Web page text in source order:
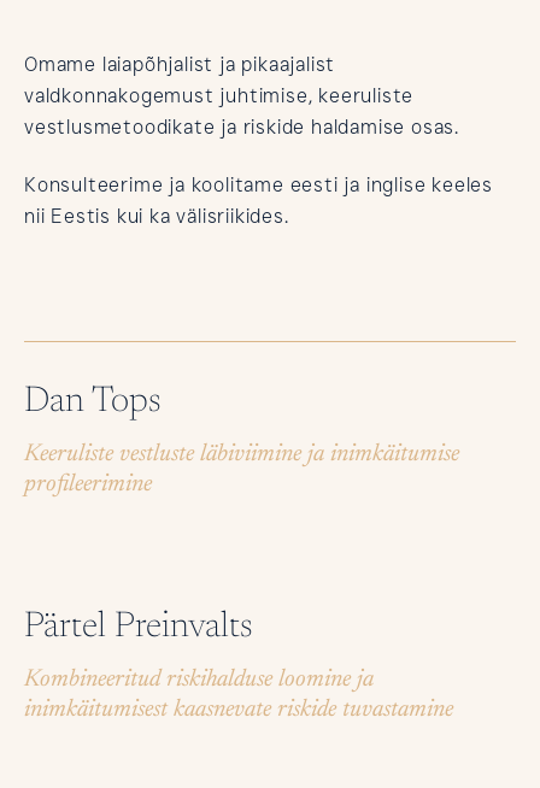
Omame laiapõhjalist ja pikaajalist
valdkonnakogemust juhtimise, keeruliste
vestlusmetoodikate ja riskide haldamise osas.
Konsulteerime ja koolitame eesti ja inglise keeles
nii Eestis kui ka välisriikides.
Dan Tops
Keeruliste vestluste läbiviimine ja inimkäitumise
profileerimine
Pärtel Preinvalts
Kombineeritud riskihalduse loomine ja
inimkäitumisest kaasnevate riskide tuvastamine